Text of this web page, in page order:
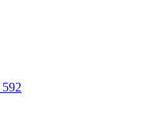
592